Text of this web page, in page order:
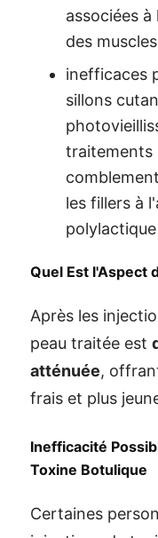
associées
des
inefficaces
sillons
traitements
les fillers à
Quel Est l'Aspect
Après les
peau traitée est
atténuée,
frais et plus
Inefficacité
Toxine Botulique
Certaines